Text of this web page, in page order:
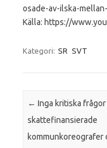
osade-av-ilska-
Källa: https://
Kategori: SR SVT
Inläggsnavigering
← Inga kritiska
skattefinansierade
kommunkoreografer